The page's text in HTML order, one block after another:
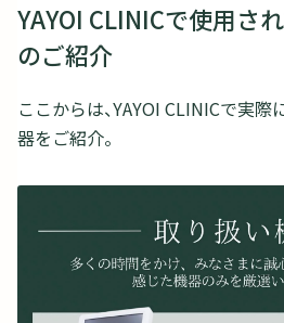
YAYOI CLINICで使用さ
のご紹介
ここからは、YAYOI CLINICで実
器をご紹介。